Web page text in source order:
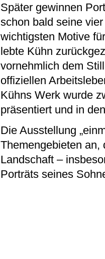
Später gewinnen
schon bald seine
wichtigsten Motive
lebte Kühn
vornehmlich dem
offiziellen
Kühns Werk wurde
präsentiert und in
Die Ausstellung
Themengebieten
Landschaft –
Porträts seines